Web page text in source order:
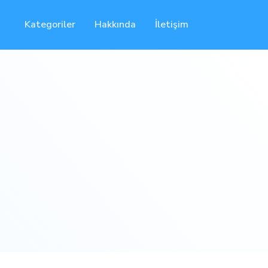
Kategoriler Hakkında İletişim